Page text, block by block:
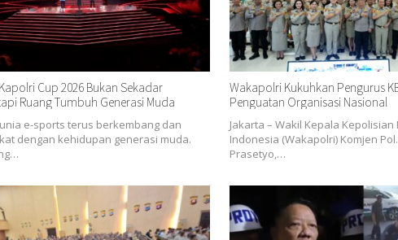
Cup 2026 Bukan Sekadar
Ruang Tumbuh Generasi Muda
e-sports terus berkembang dan
dengan kehidupan generasi muda.
Wakapolri Kukuhkan Pengurus
Penguatan Organisasi Nasional
Jakarta – Wakil Kepala
Indonesia (Wakapolri) Komjen
Prasetyo,…